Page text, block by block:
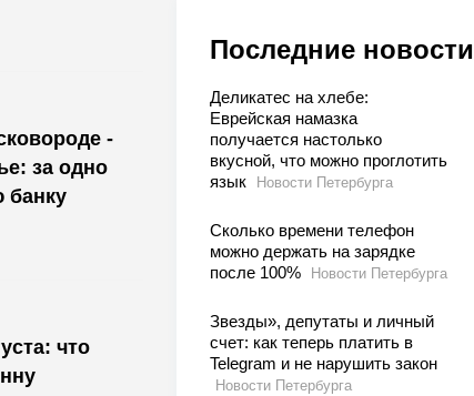
Последние новости
Деликатес на хлебе:
Еврейская намазка
получается настолько
вкусной, что можно проглотить
язык
Новости Петербурга
Сколько времени телефон
можно держать на зарядке
после 100%
Новости Петербурга
Звезды», депутаты и личный
счет: как теперь платить в
Telegram и не нарушить закон
Новости Петербурга
-
за одно
банку
что